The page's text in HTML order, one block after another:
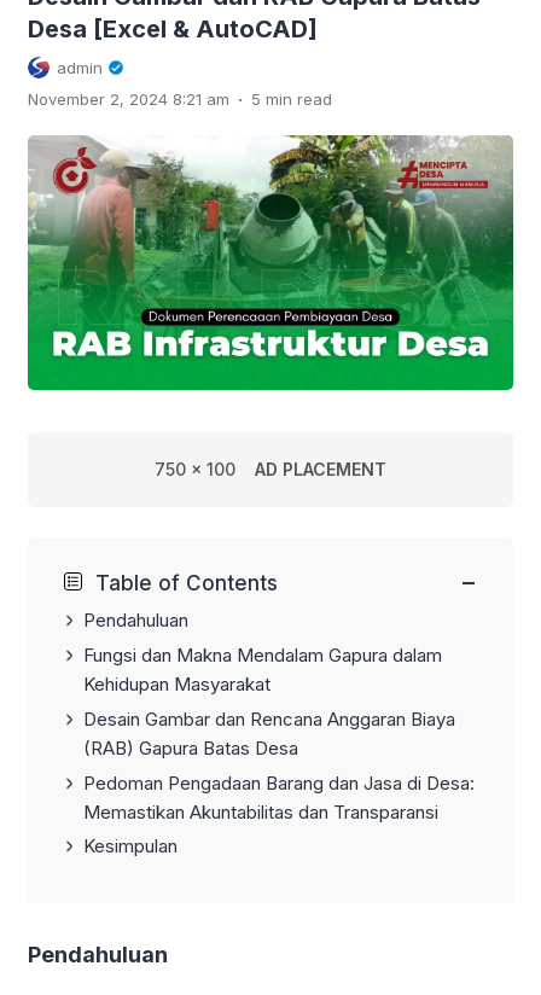
Desa [Excel & AutoCAD]
admin
November 2, 2024 8:21 am . 5 min read
750 x 100 AD PLACEMENT
Table of Contents −
Pendahuluan
Fungsi dan Makna Mendalam Gapura dalam
Kehidupan Masyarakat
Desain Gambar dan Rencana Anggaran Biaya
(RAB) Gapura Batas Desa
Pedoman Pengadaan Barang dan Jasa di Desa:
Memastikan Akuntabilitas dan Transparansi
Kesimpulan
Pendahuluan